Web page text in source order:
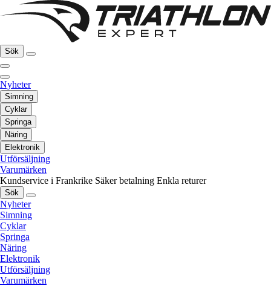
Sök
Nyheter
Simning
Cyklar
Springa
Näring
Elektronik
Utförsäljning
Varumärken
Kundservice i Frankrike Säker betalning Enkla returer
Sök
Nyheter
Simning
Cyklar
Springa
Näring
Elektronik
Utförsäljning
Varumärken